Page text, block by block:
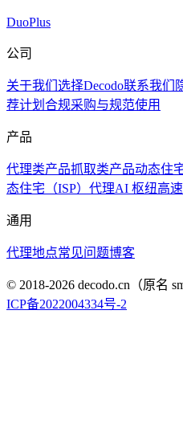
DuoPlus
公司
关于我们 选择Decodo联系我们
荐计划 合规采购与规范使用
产品
代理类产品抓取类产品动态住
态住宅（ISP）代理AI 枢纽高
通用
代理地点常见问题博客
© 2018-2026 decodo.cn（原名
ICP备2022004334号-2